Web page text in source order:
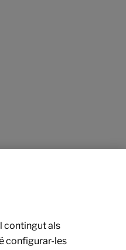
contingut als
configurar-les